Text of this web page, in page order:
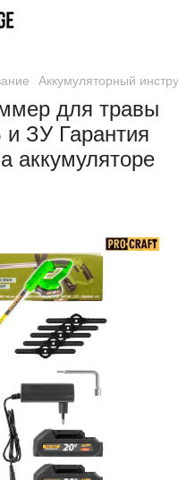
Аккумуляторный
для травы
ЗУ Гарантия
аккумуляторе